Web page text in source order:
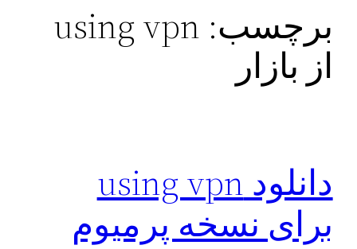
برچسب: using vpn
از بازار
دانلود using vpn
برای نسخه پرمیوم